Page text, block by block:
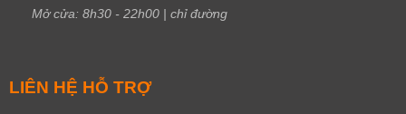
Mở cửa: 8h30 - 22h00 | chỉ đường
LIÊN HỆ HỖ TRỢ